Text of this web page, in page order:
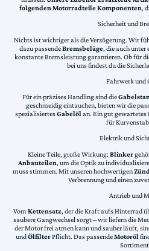
folgenden Motorradteile Komponenten,
Sicherheit und
Nichts ist wichtiger als die Verzögerung. Wir
dazu passendeBremsbeläge, die auch unter
konstante Bremsleistung garantieren. Ob für
bei uns findest du die
Fahrwerk und
Für ein präzises Handling sind die
geschmeidig eintauchen, bieten wir die
spezialisiertesGabelölan. Ein gut
für
Elektrik und
Kleine Teile, große Wirkung: Blinker
Anbauteilen, um die Optik zu
muss stimmen. Mit unseren hochwertigen
Verbrennung und einen
Antrieb und
VomKettensatz, der die Kraft aufs Hinterrad
saubere Gangwechsel sorgt – wir liefern die
der Motor frei atmen kann und sauber läuft,
undÖlfilterPflicht. Das passendeMotoröl